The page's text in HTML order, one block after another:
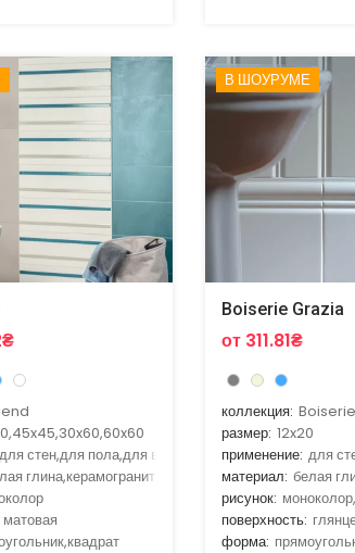
для стен,для пола,для ванной,для гостиной,для кухни
глина,керамогранит
матовая
В ШОУРУМЕ
Boiserie Grazia
от 311.81₴
коллекция: Boiserie
размер: 12x20
применение: для
материал: белая
рисунок:
поверхность:
форма: